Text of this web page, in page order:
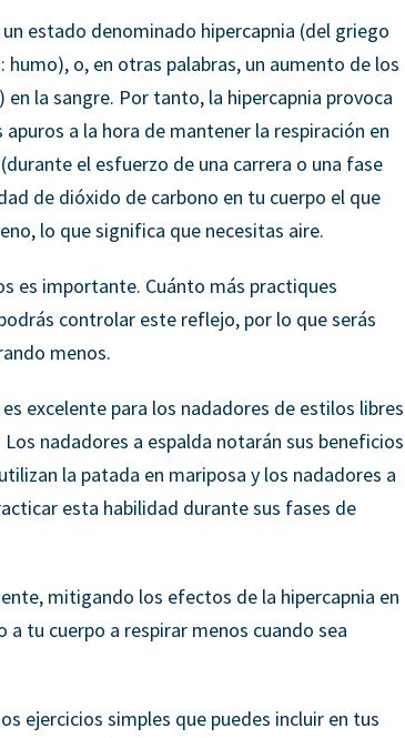
estado denominado hipercapnia (del griego
humo), o, en otras palabras, un aumento de los
en la sangre. Por tanto, la hipercapnia provoca
a la hora de mantener la respiración en
el esfuerzo de una carrera o una fase
de dióxido de carbono en tu cuerpo el que
lo que significa que necesitas aire.
es importante. Cuánto más practiques
controlar este reflejo, por lo que serás
menos.
excelente para los nadadores de estilos libres
nadadores a espalda notarán sus beneficios
la patada en mariposa y los nadadores a
esta habilidad durante sus fases de
mitigando los efectos de la hipercapnia en
a tu cuerpo a respirar menos cuando sea
ejercicios simples que puedes incluir en tus